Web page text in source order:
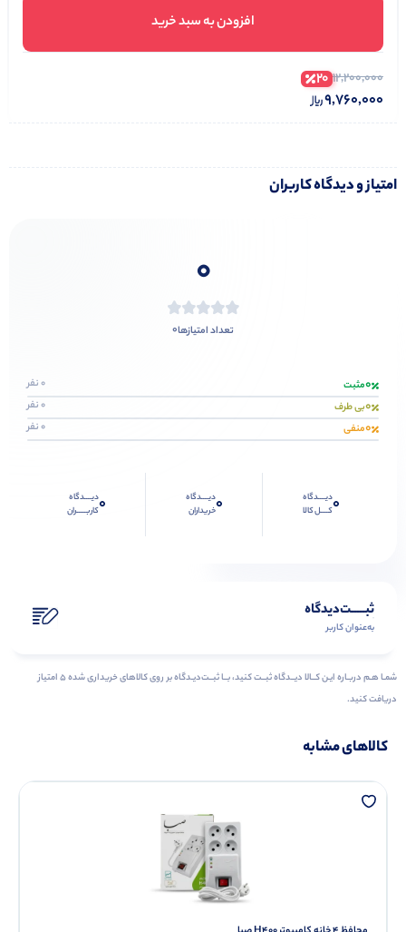
افزودن به سبد خرید
12,200,000
20
9,760,000
امتیاز و دیدگاه کاربران
0
تعداد امتیازها0
0مثبت 0 نفر
0بی طرف 0 نفر
0منفی 0 نفر
0دیــــدگاه
کــــل کالا
0دیــــدگاه
خریداران
0دیــــدگاه
کاربـــــران
ثبـــــت‌دیدگاه
به‌عنوان کاربر
شمـا هـم دربـاره ایـن کــالا دیــدگاه ثبــت کنید، بــا ثبــت‌دیـدگاه بر روی کالاهای خریداری شده ۵ امتیاز
دریافت کنید.
کالاهای مشابه